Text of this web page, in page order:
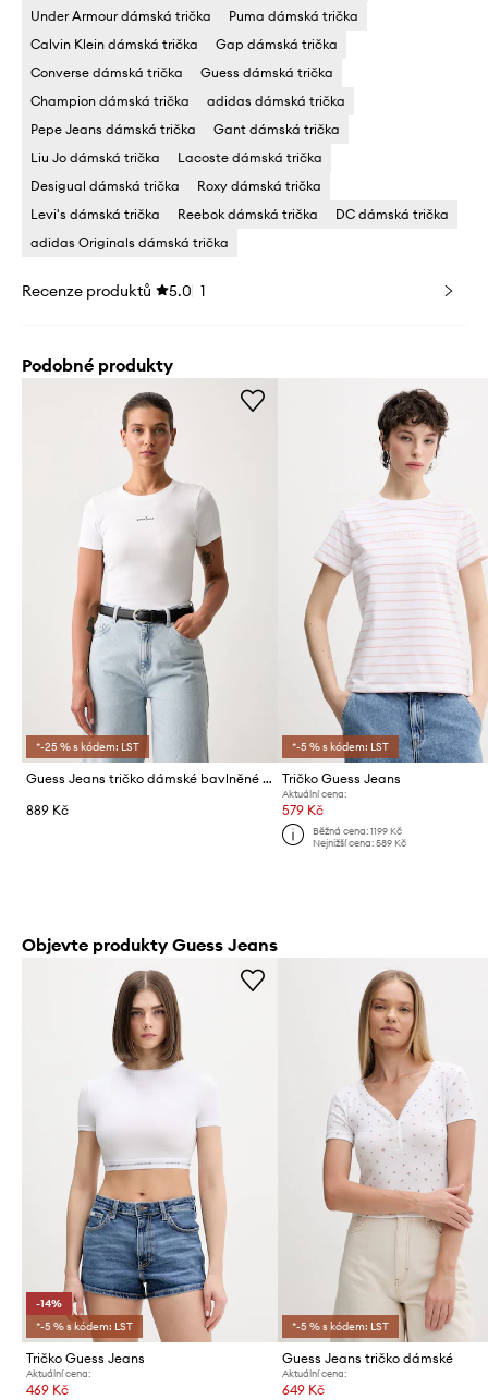
Under Armour dámská trička
Puma dámská trička
Calvin Klein dámská trička
Gap dámská trička
Converse dámská trička
Guess dámská trička
Champion dámská trička
adidas dámská trička
Pepe Jeans dámská trička
Gant dámská trička
Liu Jo dámská trička
Lacoste dámská trička
Desigual dámská trička
Roxy dámská trička
Levi's dámská trička
Reebok dámská trička
DC dámská trička
adidas Originals dámská trička
Recenze produktů 5.0 1
Podobné produkty
*-25 % s kódem: LST
Guess Jeans tričko dámské bavlněné s elastanem
889 Kč
*-5 % s kódem: LST
Tričko Guess Jeans
Aktuální cena:
579 Kč
Běžná cena: 1199 Kč
Nejnižší cena: 589 Kč
Objevte produkty Guess Jeans
-14%
*-5 % s kódem: LST
Tričko Guess Jeans
Aktuální cena:
469 Kč
*-5 % s kódem: LST
Guess Jeans tričko dámské
Aktuální cena:
649 Kč